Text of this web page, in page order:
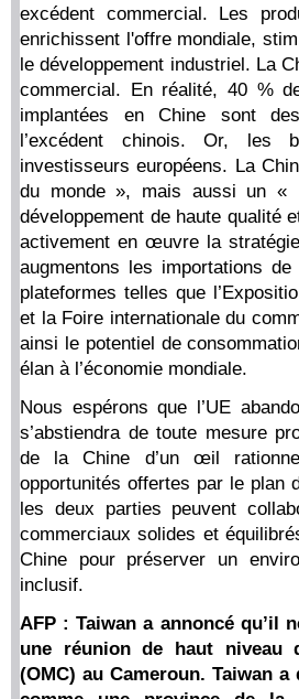
excédent commercial. Les
enrichissent l'offre mondiale,
le développement industriel. La
commercial. En réalité, 40 %
implantées en Chine sont
l’excédent chinois. Or, les
investisseurs européens. La
du monde », mais aussi un «
développement de haute qualité
activement en œuvre la
augmentons les importations
plateformes telles que
et la Foire internationale du
ainsi le potentiel de
élan à l’économie mondiale.
Nous espérons que l’UE
s’abstiendra de toute mesure
de la Chine d’un œil
opportunités offertes par le plan
les deux parties peuvent
commerciaux solides et
Chine pour préserver un
inclusif.
AFP : Taiwan a annoncé qu’il
une réunion de haut niveau
(OMC) au Cameroun. Taiwan